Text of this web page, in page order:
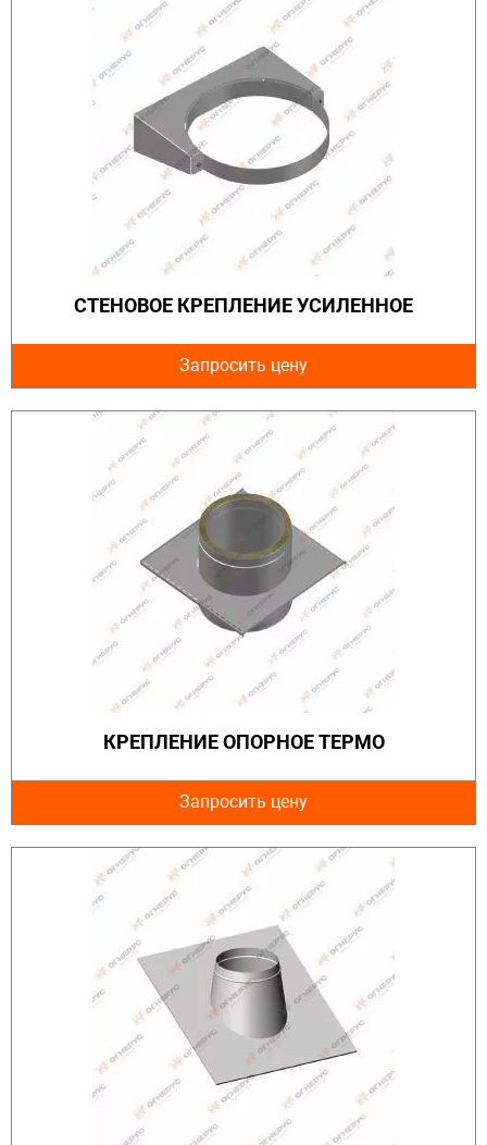
СТЕНОВОЕ КРЕПЛЕНИЕ УСИЛЕННОЕ
Запросить цену
КРЕПЛЕНИЕ ОПОРНОЕ ТЕРМО
Запросить цену